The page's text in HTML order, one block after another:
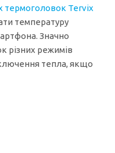
термоголовок Tervix
температуру
Значно
різних режимів
тепла, якщо